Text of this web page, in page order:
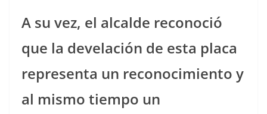
A su vez, el alcalde reconoció
que la develación de esta placa
representa un reconocimiento y
al mismo tiempo un